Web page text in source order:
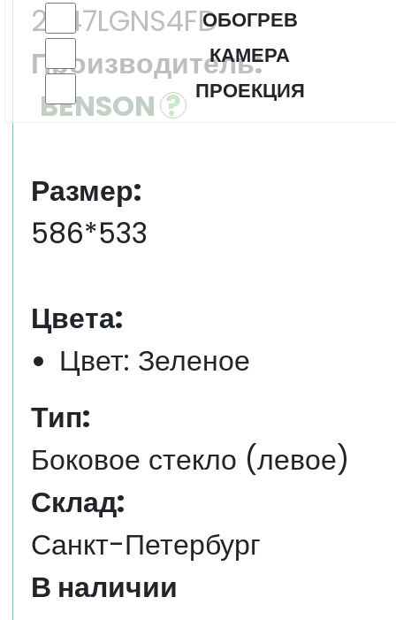
ОБОГРЕВ
КАМЕРА
ПРОЕКЦИЯ
2447LGNS4FD
Производитель:
BENSON
Размер:
586*533
Цвета:
Цвет: Зеленое
Тип:
Боковое стекло (левое)
Склад:
Санкт-Петербург
В наличии